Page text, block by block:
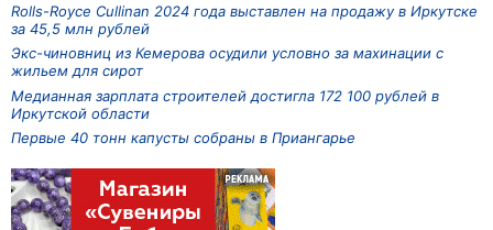
Rolls-Royce Cullinan 2024 года выставлен на продажу в Иркутске
за 45,5 млн рублей
Экс-чиновниц из Кемерова осудили условно за махинации с
жильем для сирот
Медианная зарплата строителей достигла 172 100 рублей в
Иркутской области
Первые 40 тонн капусты собраны в Приангарье